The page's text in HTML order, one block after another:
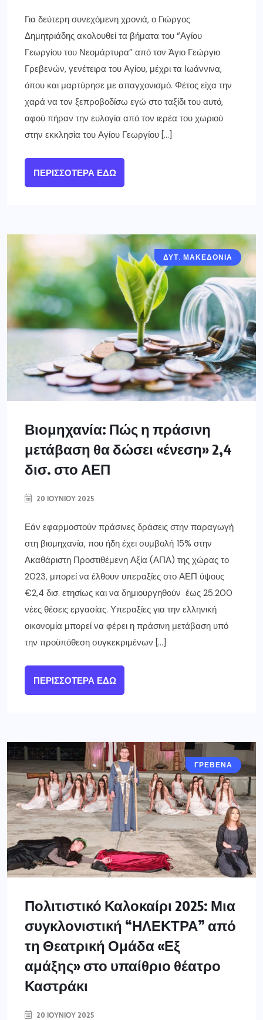
Για δεύτερη συνεχόμενη χρονιά, ο Γιώργος
Δημητριάδης ακολουθεί τα βήματα του “Αγίου
Γεωργίου του Νεομάρτυρα” από τον Άγιο Γεώργιο
Γρεβενών, γενέτειρα του Αγίου, μέχρι τα Ιωάννινα,
όπου και μαρτύρησε με απαγχονισμό. Φέτος είχα την
χαρά να τον ξεπροβοδίσω εγώ στο ταξίδι του αυτό,
αφού πήραν την ευλογία από τον ιερέα του χωριού
στην εκκλησία του Αγίου Γεωργίου […]
ΠΕΡΙΣΣΌΤΕΡΑ ΕΔΏ
ΔΥΤ. ΜΑΚΕΔΟΝΙΑ
Βιομηχανία: Πώς η πράσινη
μετάβαση θα δώσει «ένεση» 2,4
δισ. στο ΑΕΠ
20 ΙΟΥΝΊΟΥ 2025
Εάν εφαρμοστούν πράσινες δράσεις στην παραγωγή
στη βιομηχανία, που ήδη έχει συμβολή 15% στην
Ακαθάριστη Προστιθέμενη Αξία (ΑΠΑ) της χώρας το
2023, μπορεί να έλθουν υπεραξίες στο ΑΕΠ ύψους
€2,4 δισ. ετησίως και να δημιουργηθούν έως 25.200
νέες θέσεις εργασίας. Υπεραξίες για την ελληνική
οικονομία μπορεί να φέρει η πράσινη μετάβαση υπό
την προϋπόθεση συγκεκριμένων […]
ΠΕΡΙΣΣΌΤΕΡΑ ΕΔΏ
ΓΡΕΒΕΝΑ
Πολιτιστικό Καλοκαίρι 2025: Μια
συγκλονιστική “ΗΛΕΚΤΡΑ” από
τη Θεατρική Ομάδα «Εξ
αμάξης» στο υπαίθριο θέατρο
Καστράκι
20 ΙΟΥΝΊΟΥ 2025